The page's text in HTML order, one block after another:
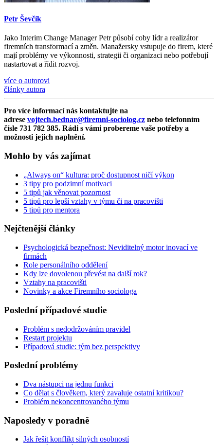
Petr Ševčík
Jako Interim Change Manager Petr působí coby lídr a realizátor
firemních transformací a změn. Manažersky vstupuje do firem, které
mají problémy ve výkonnosti, strategii či organizaci nebo potřebují
nastartovat a řídit rozvoj.
více o autorovi
články autora
Pro více informací nás kontaktujte na
adrese vojtech.bednar@firemni-sociolog.cz nebo telefonním
čísle 731 782 385. Rádi s vámi probereme vaše potřeby a
možnosti jejich naplnění.
Mohlo by vás zajímat
„Always on“ kultura: proč dostupnost ničí výkon
3 tipy pro podzimní motivaci
5 tipů jak věnovat pozornost
5 tipů pro lepší vztahy v týmu či na pracovišti
5 tipů pro mentora
Nejčtenější články
Psychologická bezpečnost: Neviditelný motor inovací ve
firmách
Role personálního oddělení
Kdy lze dovolenou převést na další rok?
Vztahy na pracovišti
Novinky a akce Firemního sociologa
Poslední případové studie
Problém s nedodržováním pravidel
Restart projektu
Případová studie: tým bez perspektivy
Poslední problémy
Dva nástupci na jednu funkci
Co dělat s člověkem, který zavaluje ostatní kritikou?
Problém nekoncentrovaného týmu
Naposledy v poradně
Jak řešit konflikt silných osobností